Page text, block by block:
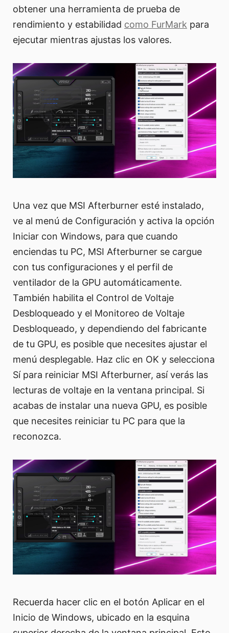
obtener una herramienta de prueba de
rendimiento y estabilidad como FurMark para
ejecutar mientras ajustas los valores.
Una vez que MSI Afterburner esté instalado,
ve al menú de Configuración y activa la opción
Iniciar con Windows, para que cuando
enciendas tu PC, MSI Afterburner se cargue
con tus configuraciones y el perfil de
ventilador de la GPU automáticamente.
También habilita el Control de Voltaje
Desbloqueado y el Monitoreo de Voltaje
Desbloqueado, y dependiendo del fabricante
de tu GPU, es posible que necesites ajustar el
menú desplegable. Haz clic en OK y selecciona
Sí para reiniciar MSI Afterburner, así verás las
lecturas de voltaje en la ventana principal. Si
acabas de instalar una nueva GPU, es posible
que necesites reiniciar tu PC para que la
reconozca.
Recuerda hacer clic en el botón Aplicar en el
Inicio de Windows, ubicado en la esquina